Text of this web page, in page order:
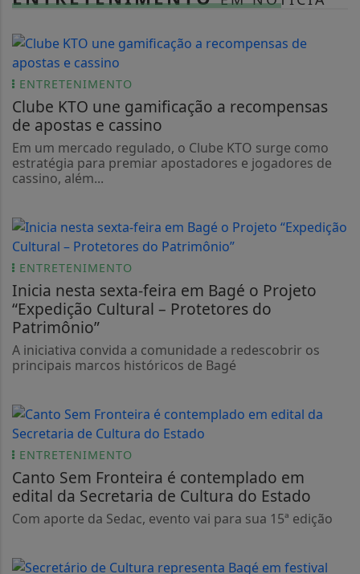
ENTRETENIMENTO
Clube KTO une gamificação a recompensas
de apostas e cassino
Em um mercado regulado, o Clube KTO surge como
estratégia para premiar apostadores e jogadores de
cassino, além...
ENTRETENIMENTO
Inicia nesta sexta-feira em Bagé o Projeto
“Expedição Cultural – Protetores do
Patrimônio”
A iniciativa convida a comunidade a redescobrir os
principais marcos históricos de Bagé
ENTRETENIMENTO
Canto Sem Fronteira é contemplado em
edital da Secretaria de Cultura do Estado
Com aporte da Sedac, evento vai para sua 15ª edição